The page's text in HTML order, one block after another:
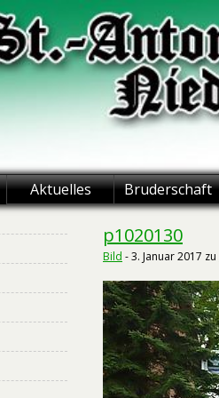
Aktuelles Bruderschaft
p1020130
Bild -3. Januar 2017 zu